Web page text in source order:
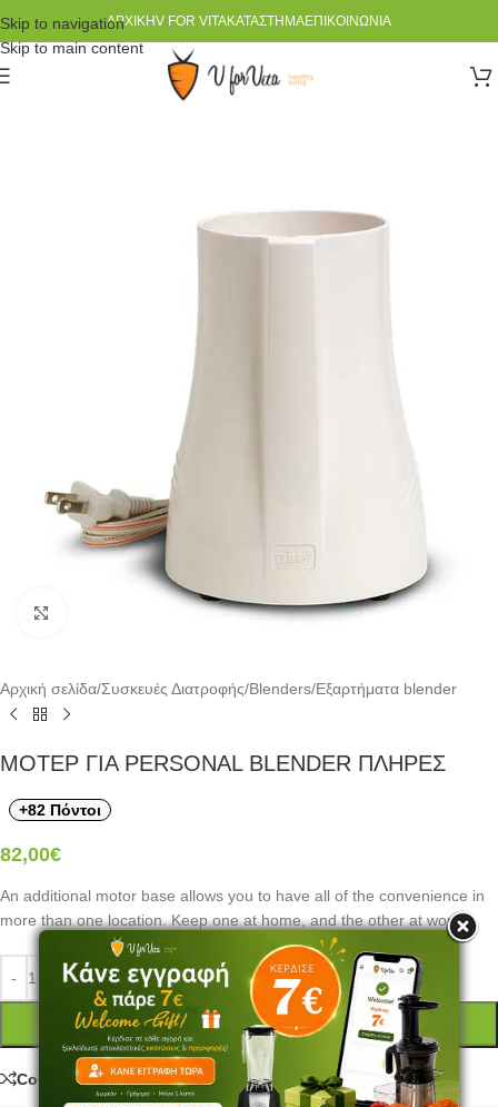
Skip to navigation
Skip to main content
ΑΡΧΙΚΉV FOR VITAΚΑΤΆΣΤΗΜΑΕΠΙΚΟΙΝΩΝΊΑ
Αρχική σελίδα/Συσκευές Διατροφής/Blenders/Εξαρτήματα blender
ΜΟΤΕΡ ΓΙΑ PERSONAL BLENDER ΠΛΗΡΕΣ
+82 Πόντοι
82,00€
An additional motor base allows you to have all of the convenience in
more than one location. Keep one at home, and the other at work.
ΠΡΟΣΘΉΚΗ ΣΤΟ ΚΑΛΆΘΙ
Compare